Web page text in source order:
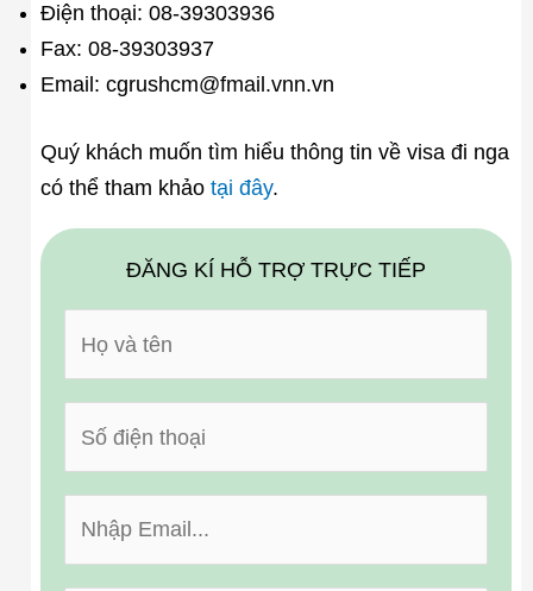
Điện thoại: 08-39303936
Fax: 08-39303937
Email: cgrushcm@fmail.vnn.vn
Quý khách muốn tìm hiểu thông tin về visa đi nga
có thể tham khảo tại đây.
ĐĂNG KÍ HỖ TRỢ TRỰC TIẾP